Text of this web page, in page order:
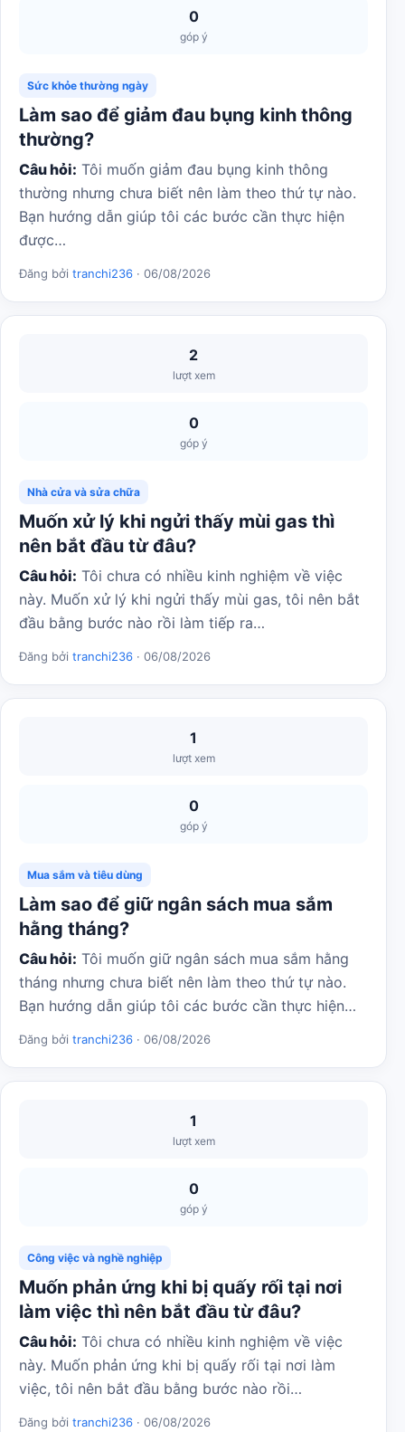
0
góp ý
Sức khỏe thường ngày
Làm sao để giảm đau bụng kinh thông
thường?
Câu hỏi: Tôi muốn giảm đau bụng kinh thông
thường nhưng chưa biết nên làm theo thứ tự nào.
Bạn hướng dẫn giúp tôi các bước cần thực hiện
được…
Đăng bởi tranchi236 · 06/08/2026
2
lượt xem
0
góp ý
Nhà cửa và sửa chữa
Muốn xử lý khi ngửi thấy mùi gas thì
nên bắt đầu từ đâu?
Câu hỏi: Tôi chưa có nhiều kinh nghiệm về việc
này. Muốn xử lý khi ngửi thấy mùi gas, tôi nên bắt
đầu bằng bước nào rồi làm tiếp ra…
Đăng bởi tranchi236 · 06/08/2026
1
lượt xem
0
góp ý
Mua sắm và tiêu dùng
Làm sao để giữ ngân sách mua sắm
hằng tháng?
Câu hỏi: Tôi muốn giữ ngân sách mua sắm hằng
tháng nhưng chưa biết nên làm theo thứ tự nào.
Bạn hướng dẫn giúp tôi các bước cần thực hiện…
Đăng bởi tranchi236 · 06/08/2026
1
lượt xem
0
góp ý
Công việc và nghề nghiệp
Muốn phản ứng khi bị quấy rối tại nơi
làm việc thì nên bắt đầu từ đâu?
Câu hỏi: Tôi chưa có nhiều kinh nghiệm về việc
này. Muốn phản ứng khi bị quấy rối tại nơi làm
việc, tôi nên bắt đầu bằng bước nào rồi…
Đăng bởi tranchi236 · 06/08/2026